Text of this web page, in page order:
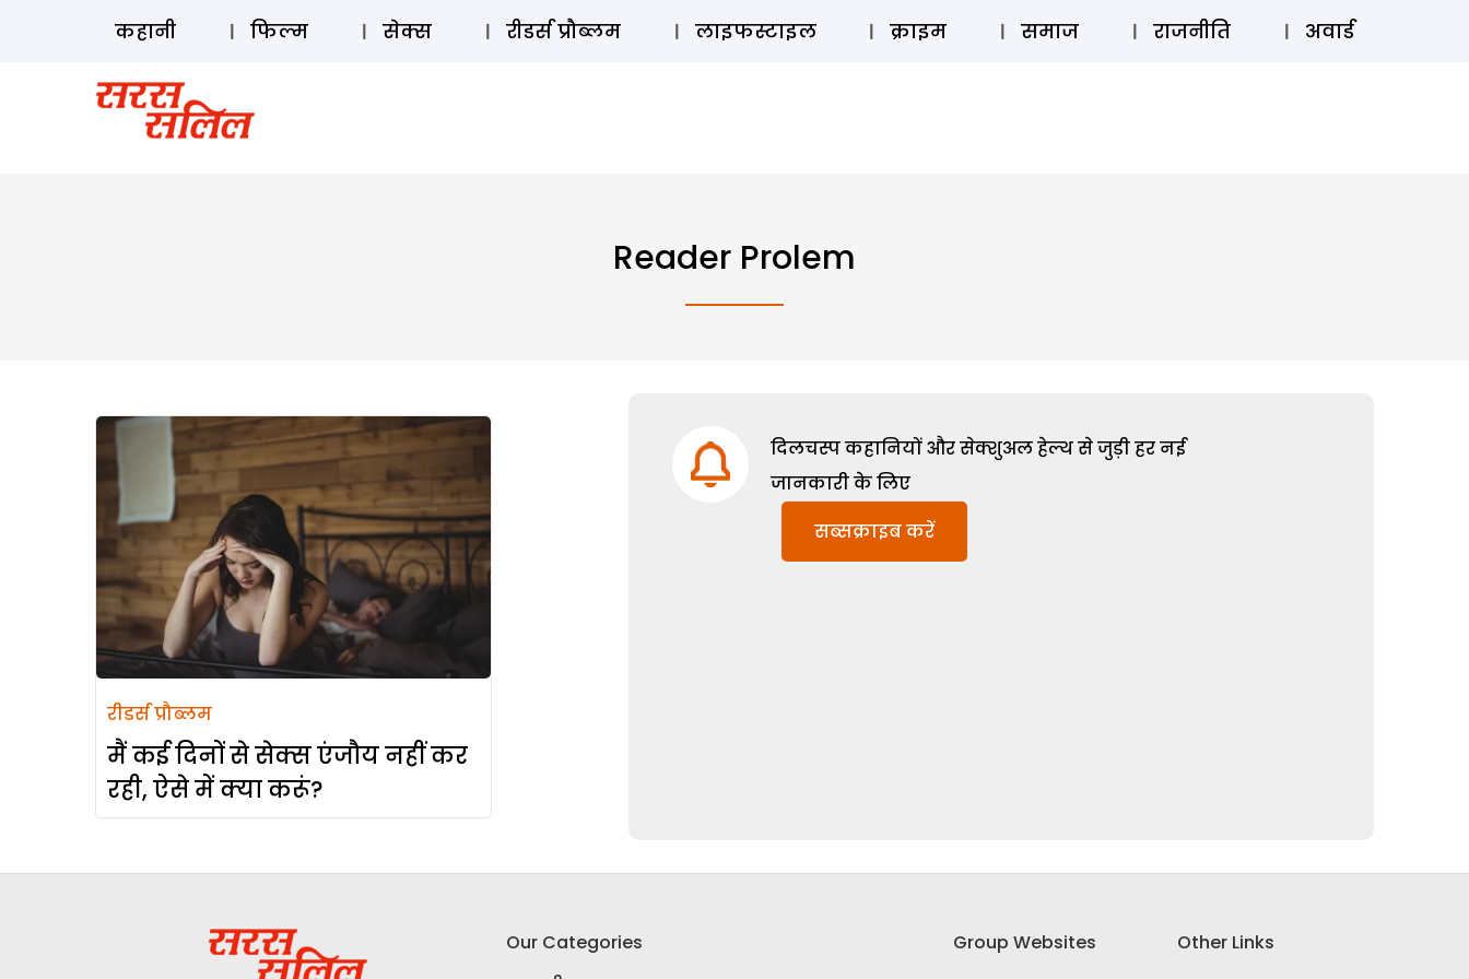
ऑडियो स्टोरी लॉग इन ⚲ SUBSCRIBE
कहानी फिल्म सेक्स रीडर्स प्रौब्लम लाइफस्टाइल क्राइम समाज राजनीति अवार्ड
Reader Prolem
रीडर्स प्रौब्लम
मैं कई दिनों से सेक्स एंजौय नहीं कर
रही, ऐसे में क्या करूं?
दिलचस्प कहानियों और सेक्शुअल हेल्थ से जुड़ी हर नई
जानकारी के लिए
सब्सक्राइब करें
Our Categories
Group Websites
Other Links